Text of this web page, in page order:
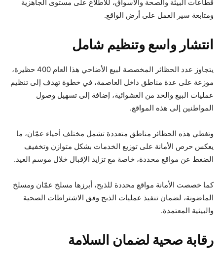
قطاعات البيئة والصحة والأسواق، للاطلاع على مستوى الجاهزية
ومتابعة سير العمل على أرض الواقع.
انتشار واسع وتنظيم شامل
يتجاوز عدد الحظائر المخصصة لبيع الأضاحي هذا العام 400 حظيرة،
موزعة على عدة مناطق داخل العاصمة، في خطوة تهدف إلى تنظيم
عمليات البيع والحد من العشوائية، إضافة إلى تسهيل وصول
المواطنين إلى هذه المواقع.
وتغطي هذه الحظائر مناطق متعددة تشمل مختلف أحياء عمّان، ما
يعكس حرص الأمانة على توزيع الخدمات بشكل متوازن وتخفيف
الضغط عن مواقع محددة، خاصة مع تزايد الإقبال خلال موسم العيد.
كما خصصت الأمانة مواقع محددة للذبح، أبرزها مسلخ عمّان ومسلخ
الماضونة، لضمان تنفيذ عمليات الذبح وفق الاشتراطات الصحية
والبيئية المعتمدة.
رقابة صحية لضمان السلامة